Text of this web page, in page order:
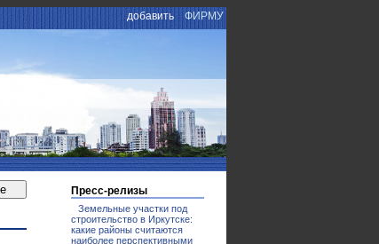
добавить ФИРМУ
Пресс-релизы
Земельные участки под
строительство в Иркутске:
какие районы считаются
наиболее перспективными